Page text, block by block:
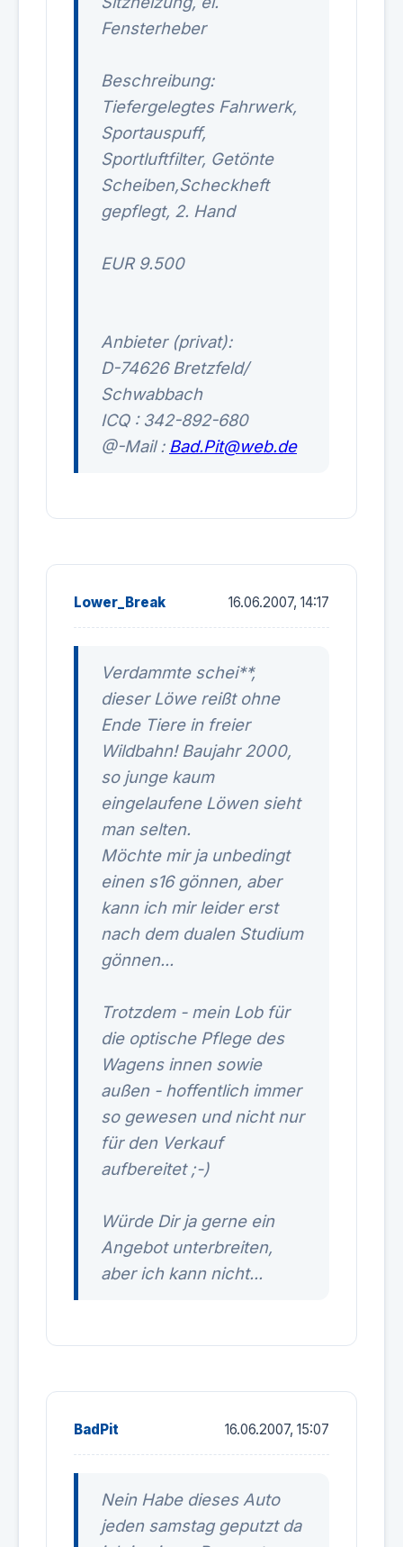
Fensterheber
Beschreibung:
Tiefergelegtes Fahrwerk,
Sportauspuff,
Sportluftfilter, Getönte
Scheiben,Scheckheft
gepflegt, 2. Hand
EUR 9.500
Anbieter (privat):
D-74626 Bretzfeld/
Schwabbach
ICQ : 342-892-680
@-Mail : Bad.Pit@web.de
Lower_Break 16.06.2007, 14:17
Verdammte schei**,
dieser Löwe reißt ohne
Ende Tiere in freier
Wildbahn! Baujahr 2000,
so junge kaum
eingelaufene Löwen sieht
man selten.
Möchte mir ja unbedingt
einen s16 gönnen, aber
kann ich mir leider erst
nach dem dualen Studium
gönnen...
Trotzdem - mein Lob für
die optische Pflege des
Wagens innen sowie
außen - hoffentlich immer
so gewesen und nicht nur
für den Verkauf
aufbereitet ;-)
Würde Dir ja gerne ein
Angebot unterbreiten,
aber ich kann nicht...
BadPit 16.06.2007, 15:07
Nein Habe dieses Auto
jeden samstag geputzt da